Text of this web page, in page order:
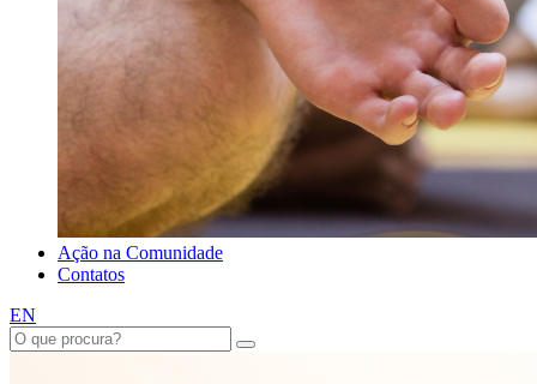
Ação na Comunidade
Contatos
EN